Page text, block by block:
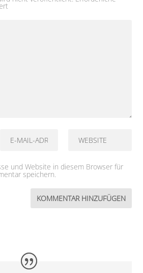
und Website in diesem Browser für
speichern.